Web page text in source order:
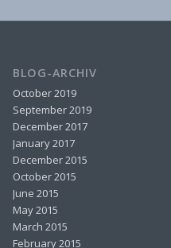
BLOG-ARCHIV
October 2019
September 2019
December 2017
January 2017
December 2015
October 2015
June 2015
May 2015
March 2015
February 2015